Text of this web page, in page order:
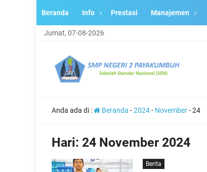
Beranda Info Prestasi Manajemen
Jumat, 07-08-2026
Anda ada di : Beranda -2024- November-24
Hari: 24 November 2024
Berita